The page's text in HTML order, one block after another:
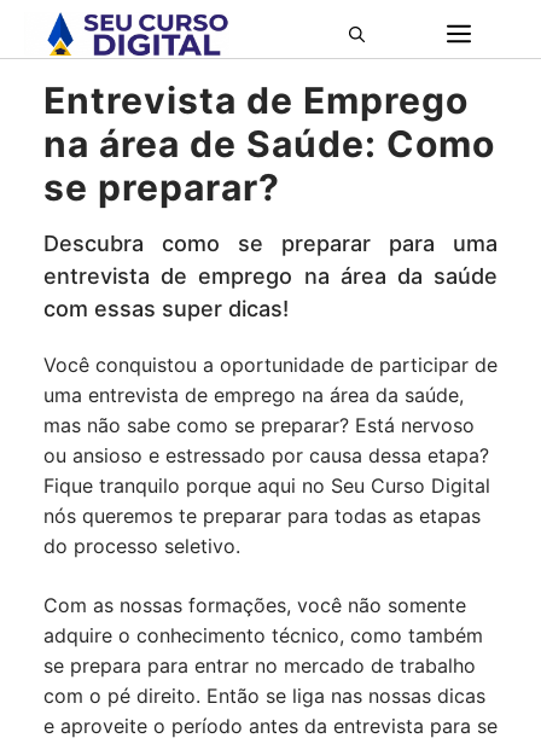
para
conteúdoEntrevista de Emprego
na área de Saúde: Como
se preparar?
Descubra como se preparar para uma
entrevista de emprego na área da saúde
com essas super dicas!
Você conquistou a oportunidade de participar de
uma entrevista de emprego na área da saúde,
mas não sabe como se preparar? Está nervoso
ou ansioso e estressado por causa dessa etapa?
Fique tranquilo porque aqui no Seu Curso Digital
nós queremos te preparar para todas as etapas
do processo seletivo.
Com as nossas formações, você não somente
adquire o conhecimento técnico, como também
se prepara para entrar no mercado de trabalho
com o pé direito. Então se liga nas nossas dicas
e aproveite o período antes da entrevista para se